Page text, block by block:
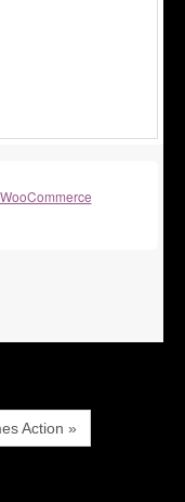
WooCommerce
Action »